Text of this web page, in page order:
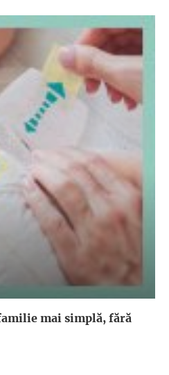
mai simplă, fără